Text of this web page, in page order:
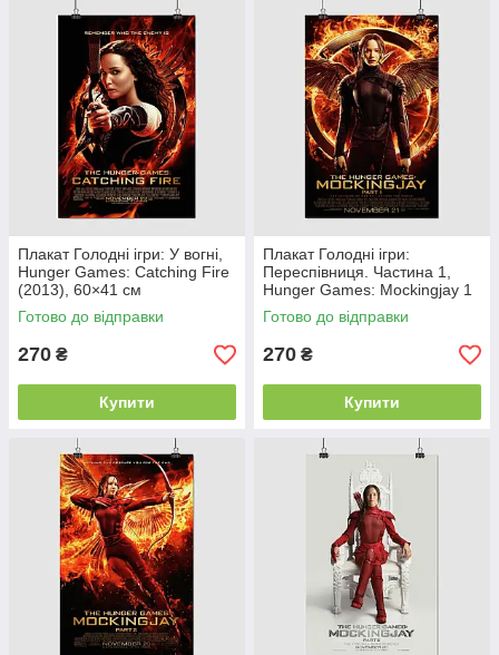
Плакат Голодні ігри: У вогні,
Hunger Games: Catching Fire
(2013), 60×41 см
Готово до відправки
270 ₴
Купити
Плакат Голодні ігри:
Переспівниця. Частина 1,
Hunger Games: Mockingjay 1
(2014), 60×39 см
Готово до відправки
270 ₴
Купити